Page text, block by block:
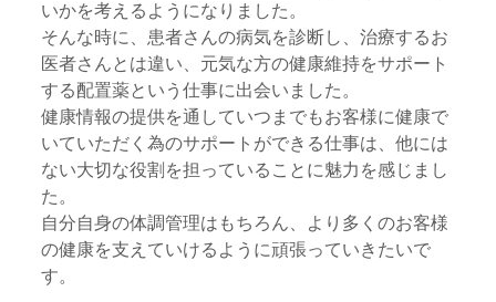
いかを考えるようになりました。
そんな時に、患者さんの病気を診断し、治療するお
医者さんとは違い、元気な方の健康維持をサポート
する配置薬という仕事に出会いました。
健康情報の提供を通していつまでもお客様に健康で
いていただく為のサポートができる仕事は、他には
ない大切な役割を担っていることに魅力を感じまし
た。
自分自身の体調管理はもちろん、より多くのお客様
の健康を支えていけるように頑張っていきたいで
す。